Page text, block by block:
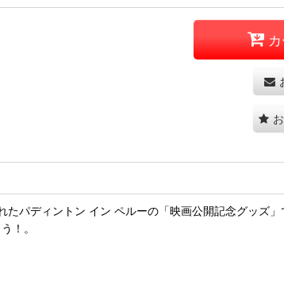
パディントン イン ペルーの「映画公開記念グッズ
！。